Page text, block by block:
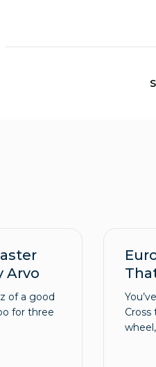
Arvo
of a good
for three